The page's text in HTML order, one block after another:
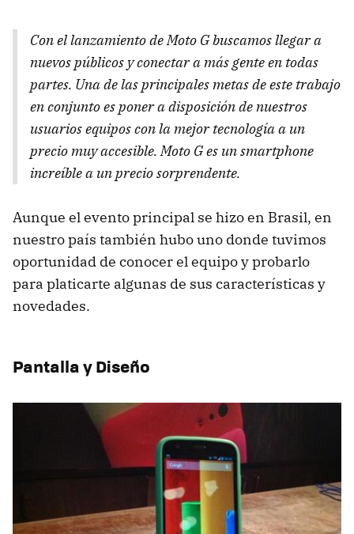
Con el lanzamiento de Moto G buscamos llegar a
nuevos públicos y conectar a más gente en todas
partes. Una de las principales metas de este trabajo
en conjunto es poner a disposición de nuestros
usuarios equipos con la mejor tecnología a un
precio muy accesible. Moto G es un smartphone
increíble a un precio sorprendente.
Aunque el evento principal se hizo en Brasil, en
nuestro país también hubo uno donde tuvimos
oportunidad de conocer el equipo y probarlo
para platicarte algunas de sus características y
novedades.
Pantalla y Diseño